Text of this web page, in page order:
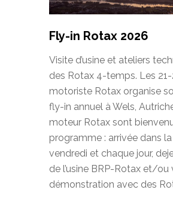
Fly-in Rotax 2026
Visite d’usine et ateliers
des Rotax 4-temps. Les
motoriste Rotax organise
fly-in annuel à Wels,
moteur Rotax sont
programme : arrivée dans
vendredi et chaque jour,
de l’usine BRP-Rotax et/ou
démonstration avec des